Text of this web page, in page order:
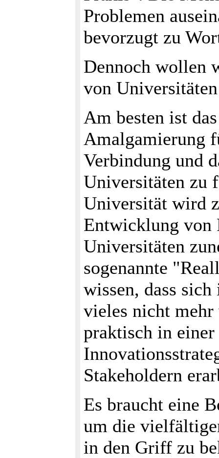
Problemen
bevorzugt zu
Dennoch wollen
von
Am besten ist
Amalgamierung
Verbindung und
Universitäten zu
Universität wird
Entwicklung von
Universitäten
sogenannte
wissen, dass
vieles nicht mehr
praktisch in
Stakeholdern
Es braucht eine
um die
in den Griff zu